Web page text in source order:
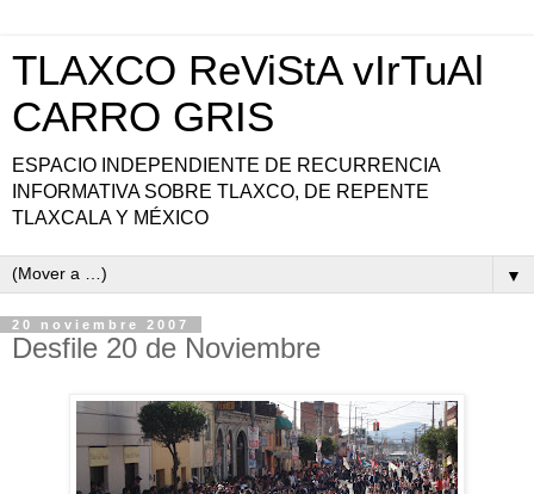
TLAXCO ReViStA vIrTuAl
CARRO GRIS
ESPACIO INDEPENDIENTE DE RECURRENCIA
INFORMATIVA SOBRE TLAXCO, DE REPENTE
TLAXCALA Y MÉXICO
▼
20 noviembre 2007
Desfile 20 de Noviembre